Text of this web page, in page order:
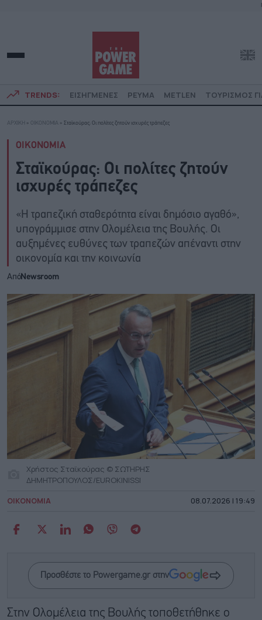
TRENDS: ΕΙΣΗΓΜΕΝΕΣ ΡΕΥΜΑ METLEN ΤΟΥΡΙΣΜΟΣ
ΑΡΧΙΚΗ » ΟΙΚΟΝΟΜΙΑ » Σταϊκούρας: Οι πολίτες ζητούν ισχυρές τράπεζες
ΟΙΚΟΝΟΜΙΑ
Σταϊκούρας: Οι πολίτες ζητούν
ισχυρές τράπεζες
«Η τραπεζική σταθερότητα είναι δημόσιο αγαθό»,
υπογράμμισε στην Ολομέλεια της Βουλής. Οι
αυξημένες ευθύνες των τραπεζών απέναντι στην
οικονομία και την κοινωνία
ΑπόNewsroom
Χρήστος Σταϊκούρας © ΣΩΤΗΡΗΣ
ΔΗΜΗΤΡΟΠΟΥΛΟΣ/EUROKINISSI
ΟΙΚΟΝΟΜΙΑ 08.07.2026 | 19:49
Προσθέστε το Powergame.gr στην
Στην Ολομέλεια της Βουλής τοποθετήθηκε ο